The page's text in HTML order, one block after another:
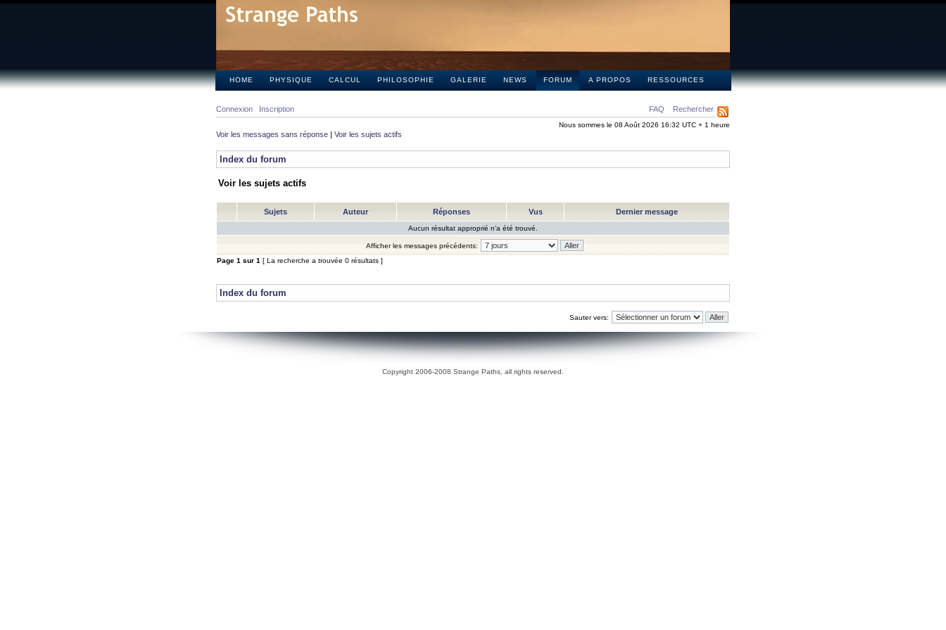
HOME PHYSIQUE CALCUL PHILOSOPHIE GALERIE NEWS FORUM A PROPOS RESSOURCES
FAQ Rechercher
Connexion Inscription
Nous sommes le 08 Août 2026 16:32 UTC + 1 heure
Voir les messages sans réponse | Voir les sujets actifs
Index du forum
Voir les sujets actifs
Sujets Auteur Réponses Vus Dernier message
Aucun résultat approprié n’a été trouvé.
Afficher les messages précédents:
Page 1 sur 1 [ La recherche a trouvée 0 résultats ]
Index du forum
Sauter vers:
Copyright 2006-2008 Strange Paths, all rights reserved.